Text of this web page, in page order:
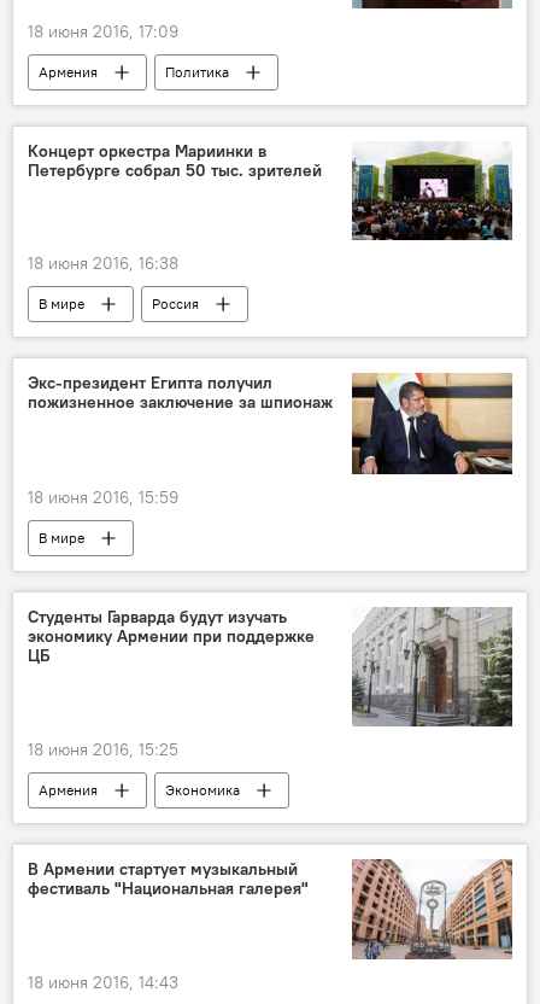
18 июня 2016, 17:09
Армения Политика
Концерт оркестра Мариинки в
Петербурге собрал 50 тыс. зрителей
18 июня 2016, 16:38
В мире Россия
Экс-президент Египта получил
пожизненное заключение за шпионаж
18 июня 2016, 15:59
В мире
Студенты Гарварда будут изучать
экономику Армении при поддержке
ЦБ
18 июня 2016, 15:25
Армения Экономика
В Армении стартует музыкальный
фестиваль "Национальная галерея"
18 июня 2016, 14:43